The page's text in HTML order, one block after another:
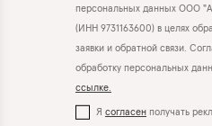
персональных данных ООО
(ИНН 9731163600) в целях
заявки и обратной связи.
обработку персональных
ссылке.
Я согласен получать